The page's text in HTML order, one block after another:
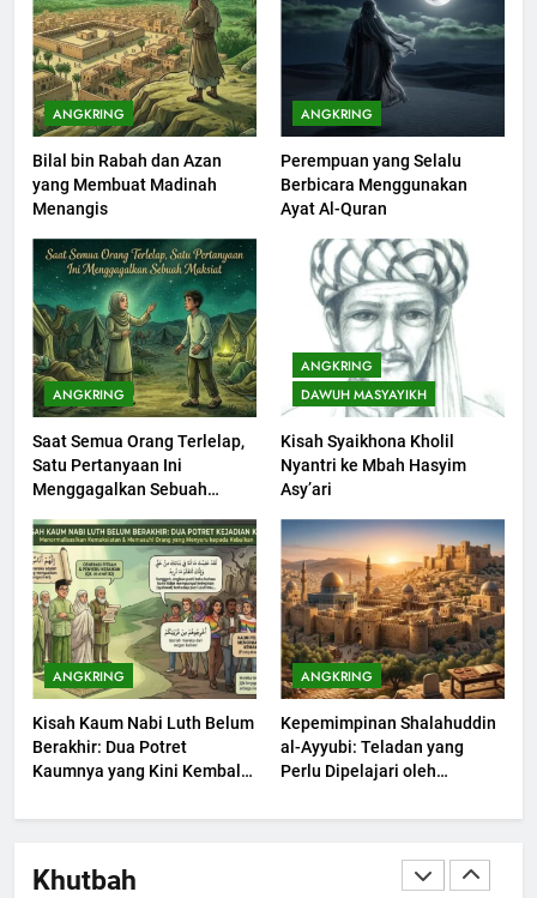
ANGKRING
Bilal bin Rabah dan Azan
yang Membuat Madinah
Menangis
ANGKRING
Perempuan yang Selalu
Berbicara Menggunakan
Ayat Al-Quran
ANGKRING
Saat Semua Orang Terlelap,
Satu Pertanyaan Ini
Menggagalkan Sebuah
ANGKRING
DAWUH MASYAYIKH
Kisah Syaikhona Kholil
Nyantri ke Mbah Hasyim
Asy’ari
ANGKRING
Kisah Kaum Nabi Luth Belum
Berakhir: Dua Potret
Kaumnya yang Kini Kembali
ANGKRING
Kepemimpinan Shalahuddin
al-Ayyubi: Teladan yang
Perlu Dipelajari oleh
(2)
Khutbah
200
Khutbah Idul Fitri di Rumah
KHUTBAH
201
Khutbah jumat: Sejarah
Seebagai Pembangkit Jiwa
KHUTBAH
Bisa Diterima
KHUTBAH
203
Khutbah Jumat: Bulan
Muharram Bulan Bersejarah
KHUTBAH
Khutbah Jumat: Mengapa Orang
Dengki Tak Akan Pernah